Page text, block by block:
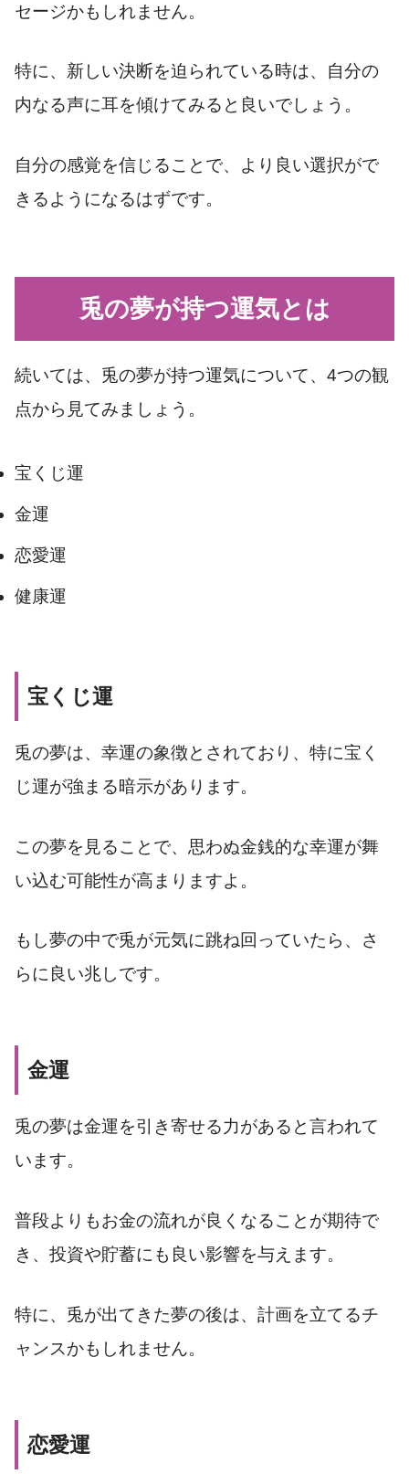
セージかもしれません。
特に、新しい決断を迫られている時は、自分の
内なる声に耳を傾けてみると良いでしょう。
自分の感覚を信じることで、より良い選択がで
きるようになるはずです。
兎の夢が持つ運気とは
続いては、兎の夢が持つ運気について、4つの観
点から見てみましょう。
宝くじ運
金運
恋愛運
健康運
宝くじ運
兎の夢は、幸運の象徴とされており、特に宝く
じ運が強まる暗示があります。
この夢を見ることで、思わぬ金銭的な幸運が舞
い込む可能性が高まりますよ。
もし夢の中で兎が元気に跳ね回っていたら、さ
らに良い兆しです。
金運
兎の夢は金運を引き寄せる力があると言われて
います。
普段よりもお金の流れが良くなることが期待で
き、投資や貯蓄にも良い影響を与えます。
特に、兎が出てきた夢の後は、計画を立てるチ
ャンスかもしれません。
恋愛運